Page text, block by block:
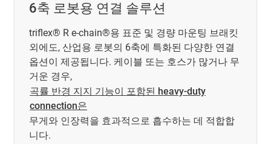
6축 로봇용 연결 솔루션
triflex® R e-chain®용 표준 및 경량 마운팅 브래킷
외에도, 산업용 로봇의 6축에 특화된 다양한 연결
옵션이 제공됩니다. 케이블 또는 호스가 많거나 무
거운 경우,
곡률 반경 지지 기능이 포함된 heavy-duty
connection은
무게와 인장력을 효과적으로 흡수하는 데 적합합
니다.